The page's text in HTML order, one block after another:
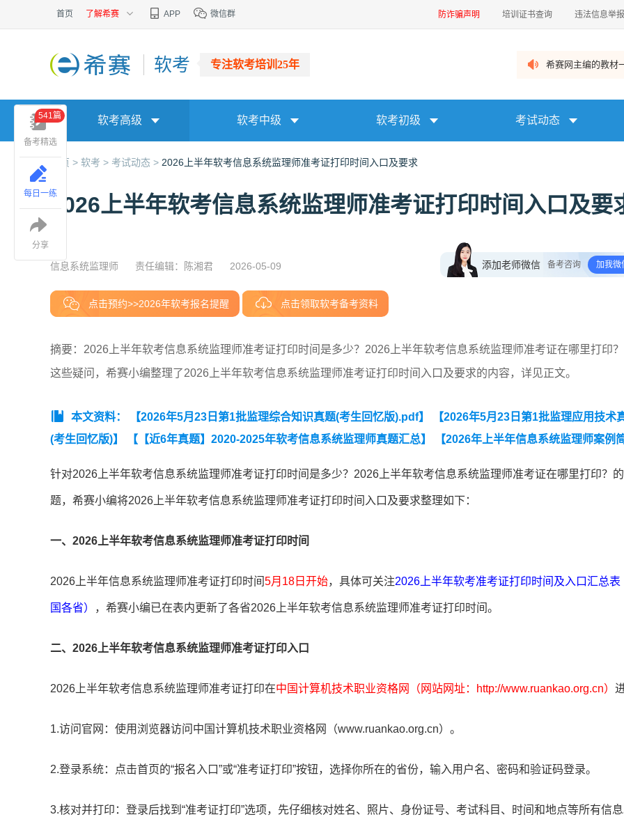
首页 了解希赛 APP 微信群 防诈骗声明 培训证书查询 违法信息举报
软考 专注软考培训25年 希赛网主编的教材
软考高级 软考中级 软考初级 考试动态
首页 > 软考 > 考试动态 > 2026上半年软考信息系统监理师准考证打印时间入口及要求
2026上半年软考信息系统监理师准考证打印时间入口及要
信息系统监理师 责任编辑：陈湘君 2026-05-09 添加老师微信 备考咨询 加我微
点击预约>>2026年软考报名提醒 点击领取软考备考资料
摘要：2026上半年软考信息系统监理师准考证打印时间是多少？2026上半年软考信息系统监理师准考证在哪里打印
这些疑问，希赛小编整理了2026上半年软考信息系统监理师准考证打印时间入口及要求的内容，详见正文。
本文资料： 【2026年5月23日第1批监理综合知识真题(考生回忆版).pdf】
【2026年5月23日第1批监理应用技术
(考生回忆版)】
【【近6年真题】2020-2025年软考信息系统监理师真题汇总】
【2026年上半年信息系统监理师案例
针对2026上半年软考信息系统监理师准考证打印时间是多少？2026上半年软考信息系统监理师准考证在哪里打印？
题，希赛小编将2026上半年软考信息系统监理师准考证打印时间入口及要求整理如下：
一、2026上半年软考信息系统监理师准考证打印时间
2026上半年信息系统监理师准考证打印时间5月18日开始，具体可关注2026上半年软考准考证打印时间及入口汇总表
国各省） ，希赛小编已在表内更新了各省2026上半年软考信息系统监理师准考证打印时间。
二、2026上半年软考信息系统监理师准考证打印入口
2026上半年软考信息系统监理师准考证打印在中国计算机技术职业资格网（网站网址：http://www.ruankao.org.cn）
1.访问官网：使用浏览器访问中国计算机技术职业资格网（www.ruankao.org.cn）。
2.登录系统：点击首页的“报名入口”或“准考证打印”按钮，选择你所在的省份，输入用户名、密码和验证码登录。
3.核对并打印：登录后找到“准考证打印”选项，先仔细核对姓名、照片、身份证号、考试科目、时间和地点等所有信
备考精选
541篇
每日一练
分享